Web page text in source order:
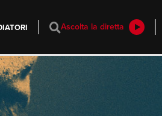
Ascolta la diretta